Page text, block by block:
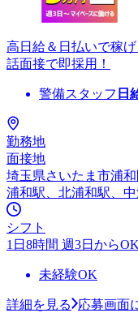
高日給＆日払いで稼
話面接で即採用！
警備スタッフ 日
勤務地
面接地
埼玉県さいたま市浦
浦和駅、北浦和駅、
シフト
1日8時間 週3日からOK
未経験OK
詳細を見る
応募画面